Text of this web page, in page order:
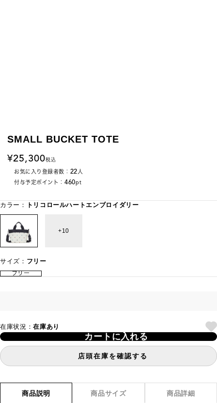
SMALL BUCKET TOTE
25,300税込
お気に入り登録者数： 22人
付与予定ポイント： 460pt
カラー： トリコロールハートエンブロイダリー
10
サイズ： フリー
フリー
在庫状況：在庫あり
カートに入れる
店頭在庫を確認する
商品説明 商品サイズ 商品詳細